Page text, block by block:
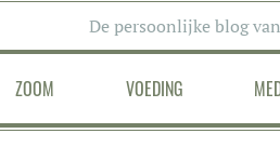
De persoonlijke blog
ZOOM VOEDING